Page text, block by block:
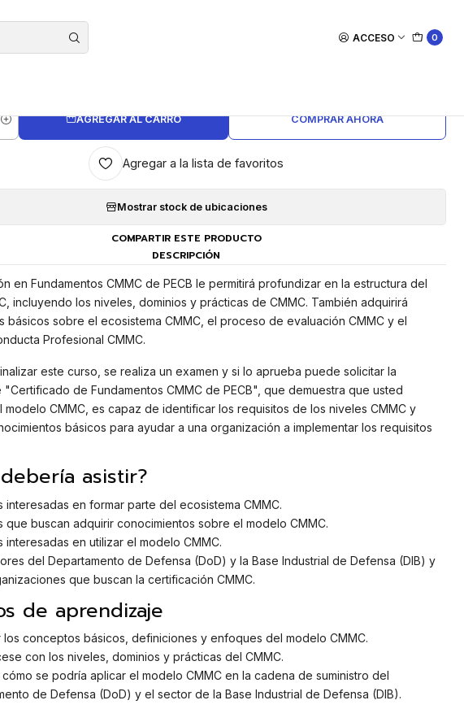
ACCESO 0
AGREGAR AL CARRO COMPRAR AHORA
Agregar a la lista de favoritos
Mostrar stock de ubicaciones
COMPARTIR ESTE PRODUCTO
DESCRIPCIÓN
en Fundamentos CMMC de PECB le permitirá profundizar en la estructura del
incluyendo los niveles, dominios y prácticas de CMMC. También adquirirá
básicos sobre el ecosistema CMMC, el proceso de evaluación CMMC y el
Profesional CMMC.
este curso, se realiza un examen y si lo aprueba puede solicitar la
de Fundamentos CMMC de PECB", que demuestra que usted
modelo CMMC, es capaz de identificar los requisitos de los niveles CMMC y
básicos para ayudar a una organización a implementar los requisitos
asistir?
interesadas en formar parte del ecosistema CMMC.
que buscan adquirir conocimientos sobre el modelo CMMC.
interesadas en utilizar el modelo CMMC.
del Departamento de Defensa (DoD) y la Base Industrial de Defensa (DIB) y
que buscan la certificación CMMC.
de aprendizaje
los conceptos básicos, definiciones y enfoques del modelo CMMC.
con los niveles, dominios y prácticas del CMMC.
se podría aplicar el modelo CMMC en la cadena de suministro del
de Defensa (DoD) y el sector de la Base Industrial de Defensa (DIB).